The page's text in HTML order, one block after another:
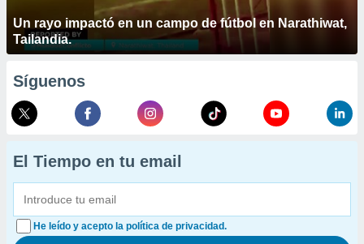
Un rayo impactó en un campo de fútbol en Narathiwat,
Tailandia.
Síguenos
El Tiempo en tu email
He leído y acepto la política de privacidad.